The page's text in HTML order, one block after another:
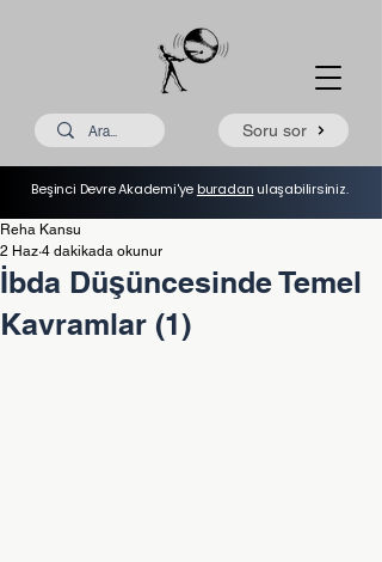
Soru sor
Beşinci Devre Akademi'ye buradan ulaşabilirsiniz.
İbda Düşüncesinde Temel
Kavramlar (1)
Reha Kansu
2 Haz 4 dakikada okunur